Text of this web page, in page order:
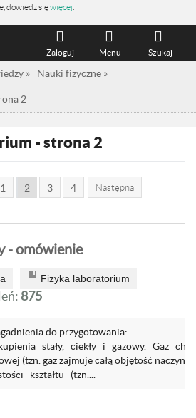
dowiedz sięwięcej
Szukaj
Menu
Zaloguj
» Nauki fizyczne »
2
- strona 2
1 2 3 4 Następna
- omówienie
Fizyka laboratorium
875
do przygotowania:
stały, ciekły i gazowy. Gaz
(tzn. gaz zajmuje całą objętość
kształtu (tzn....